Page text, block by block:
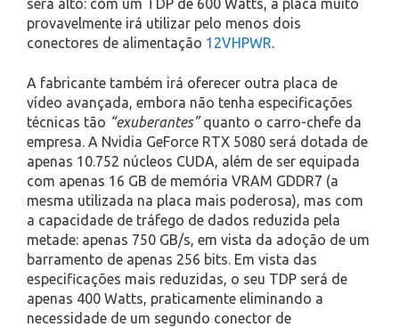
será alto: com um TDP de 600 Watts, a placa muito
provavelmente irá utilizar pelo menos dois
conectores de alimentação 12VHPWR.
A fabricante também irá oferecer outra placa de
vídeo avançada, embora não tenha especificações
técnicas tão “exuberantes”quanto o carro-chefe da
empresa. A Nvidia GeForce RTX 5080 será dotada de
apenas 10.752 núcleos CUDA, além de ser equipada
com apenas 16 GB de memória VRAM GDDR7 (a
mesma utilizada na placa mais poderosa), mas com
a capacidade de tráfego de dados reduzida pela
metade: apenas 750 GB/s, em vista da adoção de um
barramento de apenas 256 bits. Em vista das
especificações mais reduzidas, o seu TDP será de
apenas 400 Watts, praticamente eliminando a
necessidade de um segundo conector de